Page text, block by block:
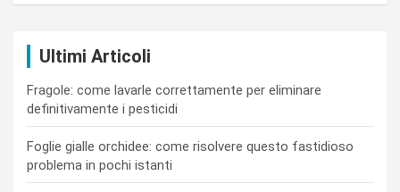
Ultimi Articoli
Fragole: come lavarle correttamente per eliminare
definitivamente i pesticidi
Foglie gialle orchidee: come risolvere questo fastidioso
problema in pochi istanti